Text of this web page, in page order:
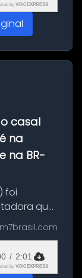
by VOICEXPRESS
casal
na
na BR-
foi
que
na
passeio
/ 2:01
by VOICEXPRESS